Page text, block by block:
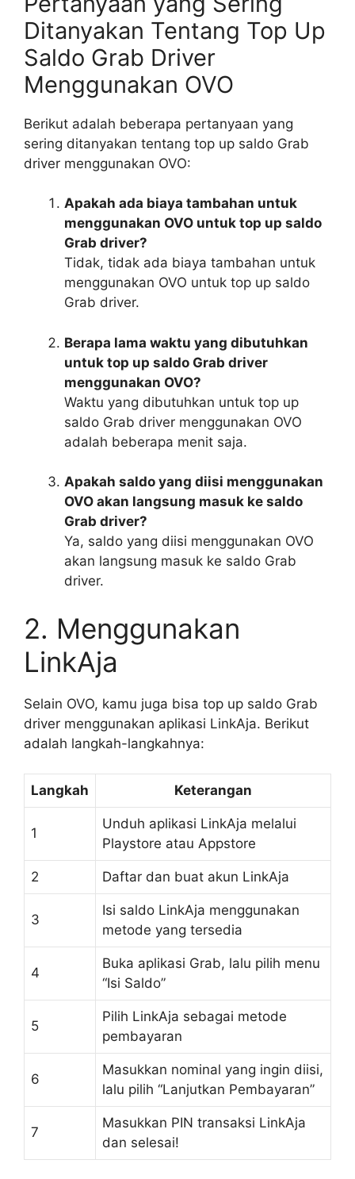
Ditanyakan Tentang Top Up
Saldo Grab Driver
Menggunakan OVO
Berikut adalah beberapa pertanyaan yang
sering ditanyakan tentang top up saldo Grab
driver menggunakan OVO:
Apakah ada biaya tambahan untuk
menggunakan OVO untuk top up saldo
Grab driver?
Tidak, tidak ada biaya tambahan untuk
menggunakan OVO untuk top up saldo
Grab driver.
Berapa lama waktu yang dibutuhkan
untuk top up saldo Grab driver
menggunakan OVO?
Waktu yang dibutuhkan untuk top up
saldo Grab driver menggunakan OVO
adalah beberapa menit saja.
Apakah saldo yang diisi menggunakan
OVO akan langsung masuk ke saldo
Grab driver?
Ya, saldo yang diisi menggunakan OVO
akan langsung masuk ke saldo Grab
driver.
2. Menggunakan
LinkAja
Selain OVO, kamu juga bisa top up saldo Grab
driver menggunakan aplikasi LinkAja. Berikut
adalah langkah-langkahnya:
Langkah Keterangan
1
Unduh aplikasi LinkAja melalui
Playstore atau Appstore
2 Daftar dan buat akun LinkAja
3
Isi saldo LinkAja menggunakan
metode yang tersedia
4
Buka aplikasi Grab, lalu pilih menu
“Isi Saldo”
5
Pilih LinkAja sebagai metode
pembayaran
6
Masukkan nominal yang ingin diisi,
lalu pilih “Lanjutkan Pembayaran”
7
Masukkan PIN transaksi LinkAja
dan selesai!